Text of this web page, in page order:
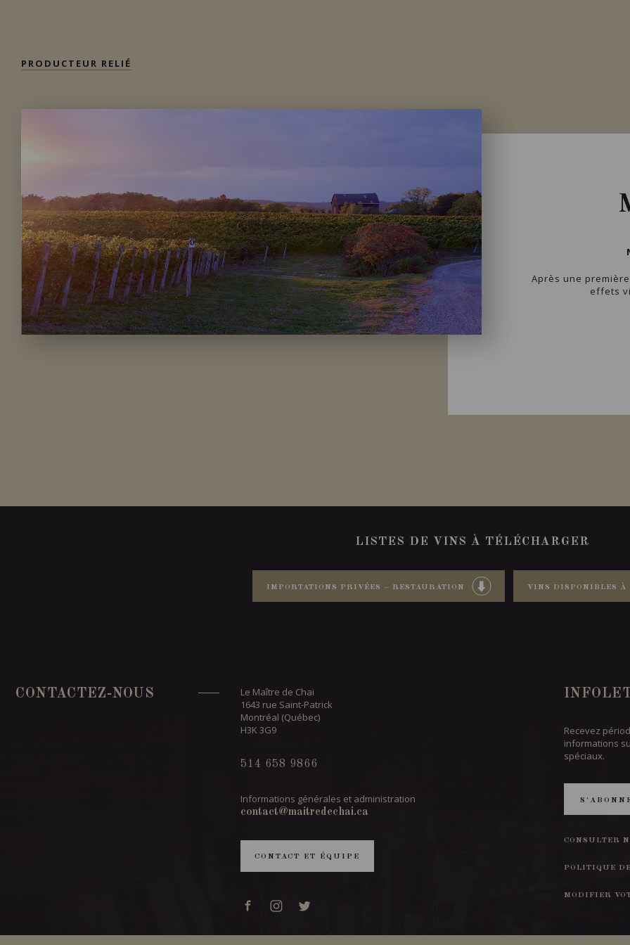
PRODUCTEUR RELIÉ
Après une
effets
LISTES DE VINS À TÉLÉCHARGER
IMPORTATIONS PRIVÉES – RESTAURATION VINS DISPONIBLES À
CONTACTEZ-NOUS
Le Maître de Chai
1643 rue Saint-Patrick
Montréal (Québec)
H3K 3G9
514 658 9866
Informations générales et administration
contact@maitredechai.ca
CONTACT ET ÉQUIPE
Recevez
informations
spéciaux.
CONSULTER
POLITIQUE
MODIFIER